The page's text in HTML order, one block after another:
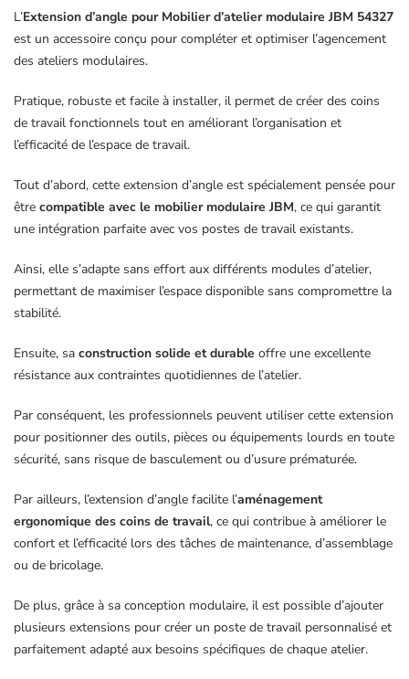
L’Extension d’angle pour Mobilier d’atelier modulaire JBM 54327
est un accessoire conçu pour compléter et optimiser l’agencement
des ateliers modulaires.
Pratique, robuste et facile à installer, il permet de créer des coins
de travail fonctionnels tout en améliorant l’organisation et
l’efficacité de l’espace de travail.
Tout d’abord, cette extension d’angle est spécialement pensée pour
être compatible avec le mobilier modulaire JBM, ce qui garantit
une intégration parfaite avec vos postes de travail existants.
Ainsi, elle s’adapte sans effort aux différents modules d’atelier,
permettant de maximiser l’espace disponible sans compromettre la
stabilité.
Ensuite, sa construction solide et durable offre une excellente
résistance aux contraintes quotidiennes de l’atelier.
Par conséquent, les professionnels peuvent utiliser cette extension
pour positionner des outils, pièces ou équipements lourds en toute
sécurité, sans risque de basculement ou d’usure prématurée.
Par ailleurs, l’extension d’angle facilite l’aménagement
ergonomique des coins de travail, ce qui contribue à améliorer le
confort et l’efficacité lors des tâches de maintenance, d’assemblage
ou de bricolage.
De plus, grâce à sa conception modulaire, il est possible d’ajouter
plusieurs extensions pour créer un poste de travail personnalisé et
parfaitement adapté aux besoins spécifiques de chaque atelier.